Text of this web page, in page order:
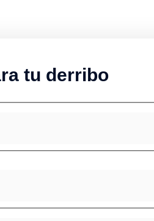
tu derribo